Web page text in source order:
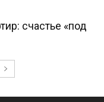
счастье «под